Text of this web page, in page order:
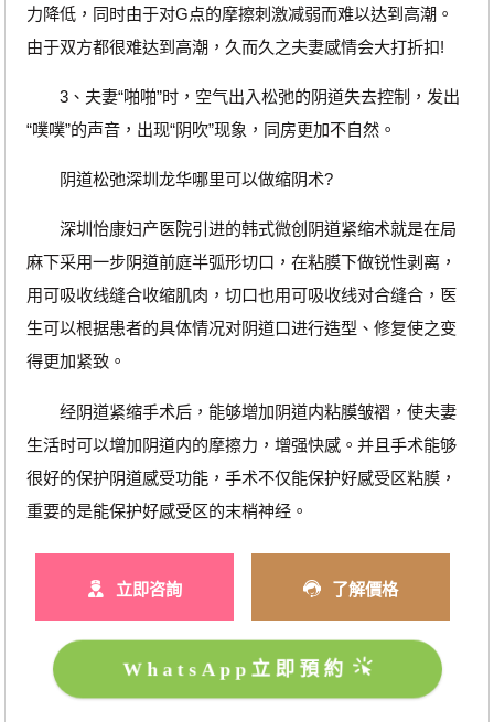
力降低，同时由于对G点的摩擦刺激减弱而难以达到高潮。
由于双方都很难达到高潮，久而久之夫妻感情会大打折扣!
3、夫妻“啪啪”时，空气出入松弛的阴道失去控制，发出
“噗噗”的声音，出现“阴吹”现象，同房更加不自然。
阴道松弛深圳龙华哪里可以做缩阴术?
深圳怡康妇产医院引进的韩式微创阴道紧缩术就是在局
麻下采用一步阴道前庭半弧形切口，在粘膜下做锐性剥离，
用可吸收线缝合收缩肌肉，切口也用可吸收线对合缝合，医
生可以根据患者的具体情况对阴道口进行造型、修复使之变
得更加紧致。
经阴道紧缩手术后，能够增加阴道内粘膜皱褶，使夫妻
生活时可以增加阴道内的摩擦力，增强快感。并且手术能够
很好的保护阴道感受功能，手术不仅能保护好感受区粘膜，
重要的是能保护好感受区的末梢神经。
立即咨詢 了解價格
WhatsApp立即預約